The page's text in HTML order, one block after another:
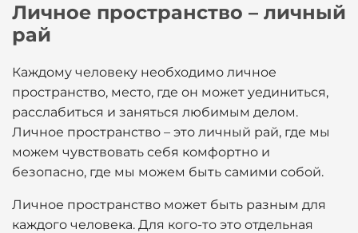
Личное пространство – личный
рай
Каждому человеку необходимо личное
пространство, место, где он может уединиться,
расслабиться и заняться любимым делом.
Личное пространство – это личный рай, где мы
можем чувствовать себя комфортно и
безопасно, где мы можем быть самими собой.
Личное пространство может быть разным для
каждого человека. Для кого-то это отдельная